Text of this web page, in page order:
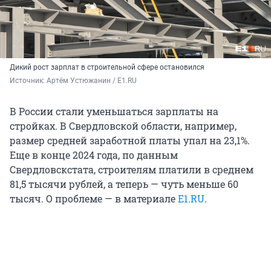
Дикий рост зарплат в строительной сфере остановился
Источник: Артём Устюжанин / E1.RU
В России стали уменьшаться зарплаты на
стройках. В Свердловской области, например,
размер средней заработной платы упал на 23,1%.
Еще в конце2024 года, по данным
Свердловскстата, строителям платили в среднем
81,5 тысячи рублей, а теперь — чуть меньше 60
тысяч. О проблеме — в материалеE1.RU.